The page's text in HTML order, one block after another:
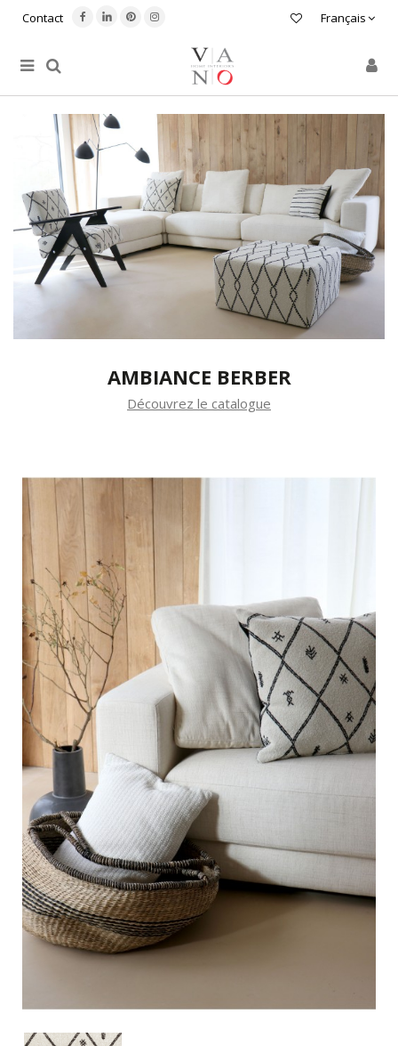
Français
Contact
AMBIANCE BERBER
Découvrez le catalogue